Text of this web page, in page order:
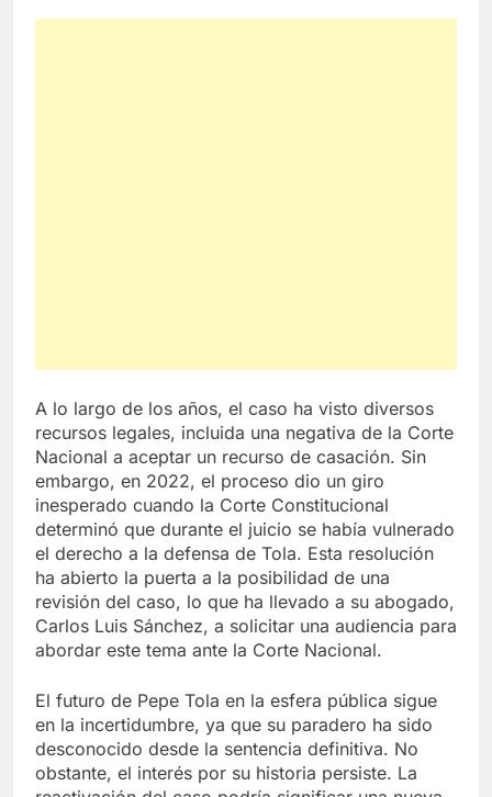
A lo largo de los años, el caso ha visto diversos
recursos legales, incluida una negativa de la Corte
Nacional a aceptar un recurso de casación. Sin
embargo, en 2022, el proceso dio un giro
inesperado cuando la Corte Constitucional
determinó que durante el juicio se había vulnerado
el derecho a la defensa de Tola. Esta resolución
ha abierto la puerta a la posibilidad de una
revisión del caso, lo que ha llevado a su abogado,
Carlos Luis Sánchez, a solicitar una audiencia para
abordar este tema ante la Corte Nacional.
El futuro de Pepe Tola en la esfera pública sigue
en la incertidumbre, ya que su paradero ha sido
desconocido desde la sentencia definitiva. No
obstante, el interés por su historia persiste. La